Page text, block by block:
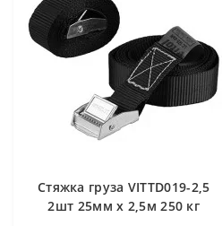
Стяжка груза VITTD019-2,5
2шт 25мм х 2,5м 250 кг